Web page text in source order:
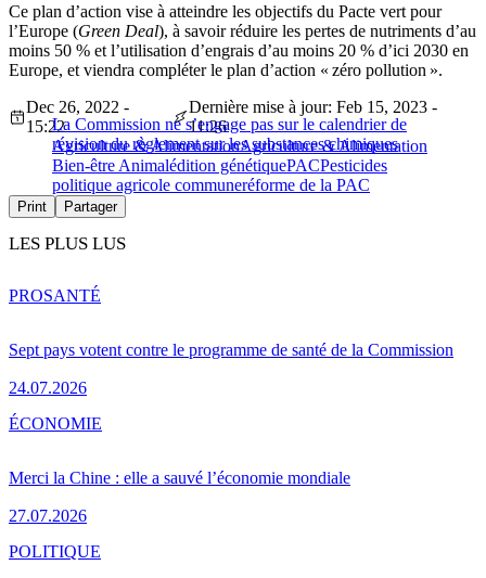
Ce plan d’action vise à atteindre les objectifs du Pacte vert pour
l’Europe (Green Deal), à savoir réduire les pertes de nutriments d’au
moins 50 % et l’utilisation d’engrais d’au moins 20 % d’ici 2030 en
Europe, et viendra compléter le plan d’action « zéro pollution ».
La Commission ne s’engage pas sur le calendrier de
révision du règlement sur les substances chimiques
Dec 26, 2022 -
15:22
Dernière mise à jour: Feb 15, 2023 -
11:26
Agriculture & AlimentationAgriculture & Alimentation
Bien-être Animalédition génétiquePACPesticides
politique agricole communeréforme de la PAC
Print Partager
LES PLUS LUS
Sept pays votent contre le programme de santé de la Commission
24.07.2026
PROSANTÉ
Merci la Chine : elle a sauvé l’économie mondiale
27.07.2026
ÉCONOMIE
POLITIQUE